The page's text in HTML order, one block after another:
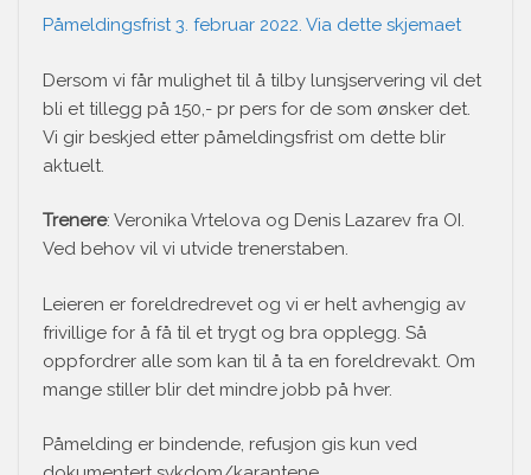
Påmeldingsfrist 3. februar 2022. Via dette skjemaet
Dersom vi får mulighet til å tilby lunsjservering vil det
bli et tillegg på 150,- pr pers for de som ønsker det.
Vi gir beskjed etter påmeldingsfrist om dette blir
aktuelt.
Trenere: Veronika Vrtelova og Denis Lazarev fra OI.
Ved behov vil vi utvide trenerstaben.
Leieren er foreldredrevet og vi er helt avhengig av
frivillige for å få til et trygt og bra opplegg. Så
oppfordrer alle som kan til å ta en foreldrevakt. Om
mange stiller blir det mindre jobb på hver.
Påmelding er bindende, refusjon gis kun ved